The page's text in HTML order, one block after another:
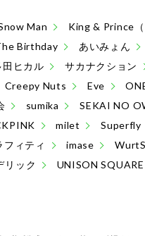
Man King & Prince（
Birthday あいみょん
田ヒカル サカナクション
Creepy Nuts Eve
sumika SEKAI NO
milet Superfly
フィティ imase WurtS
リック UNISON